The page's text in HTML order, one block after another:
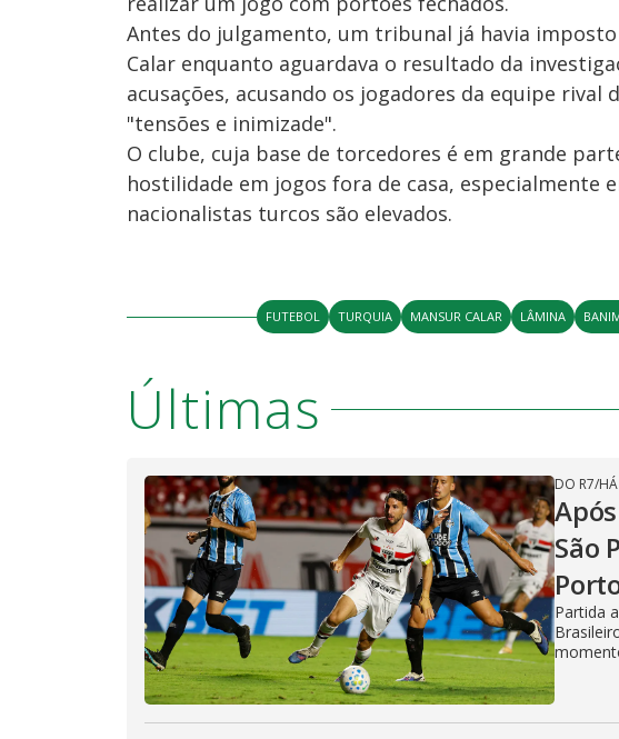
Antes do julgamento, um tribunal já havia
Calar enquanto aguardava o resultado da
acusações, acusando os jogadores da equipe rival
"tensões e inimizade".
O clube, cuja base de torcedores é em grande
hostilidade em jogos fora de casa, especialmente
nacionalistas turcos são elevados.
FUTEBOL TURQUIA MANSUR CALAR LÂMINA
Últimas
DO R7/
São
Partida